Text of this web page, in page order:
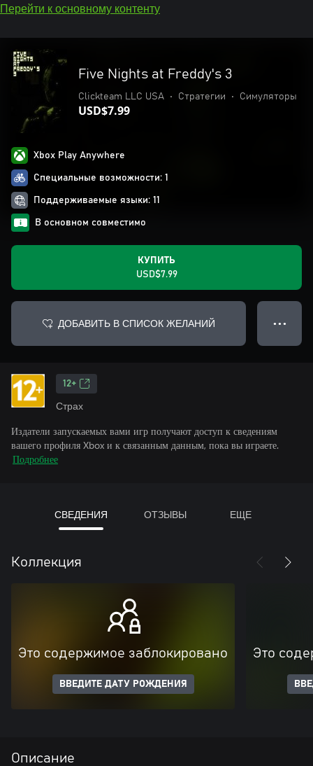
Перейти к основному контенту
Five Nights at Freddy's 3
Clickteam LLC USA • Стратегии • Симуляторы
USD$7.99
Xbox Play Anywhere
Специальные возможности: 1
Поддерживаемые языки: 11
В основном совместимо
КУПИТЬ
USD$7.99
ДОБАВИТЬ В СПИСОК ЖЕЛАНИЙ ● ● ●
12+
Страх
Издатели запускаемых вами игр получают доступ к сведениям
вашего профиля Xbox и к связанным данным, пока вы играете.
Подробнее
СВЕДЕНИЯ ОТЗЫВЫ ЕЩЕ
Коллекция
Это содержимое заблокировано
ВВЕДИТЕ ДАТУ РОЖДЕНИЯ
Это
Описание